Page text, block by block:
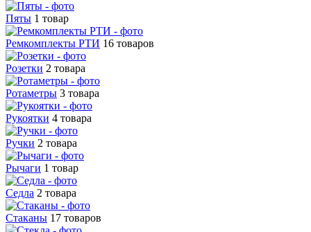
Пяты 1 товар
Ремкомплекты РТИ 16 товаров
Розетки 2 товара
Ротаметры 3 товара
Рукоятки 4 товара
Ручки 2 товара
Рычаги 1 товар
Седла 2 товара
Стаканы 17 товаров